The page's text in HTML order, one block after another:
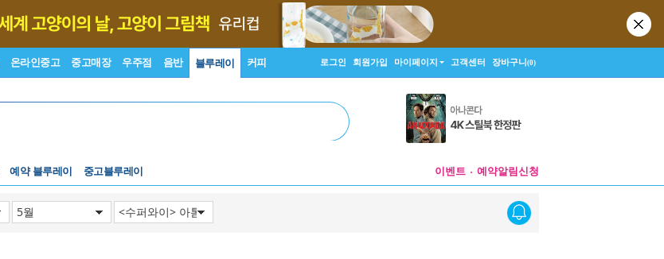
온라인중고 중고매장 우주점 음반 블루레이 커피 로그인 회원가입 마이페이지 고객센터 장바구니(0)
예약 블루레이 중고블루레이 이벤트 예약알림신청